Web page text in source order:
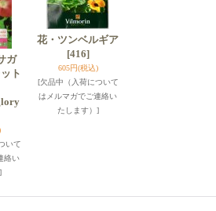
ガ
ト
いて
絡い
花・ツンベルギア
[416]
605円(税込)
[欠品中（入荷について
はメルマガでご連絡い
たします）]